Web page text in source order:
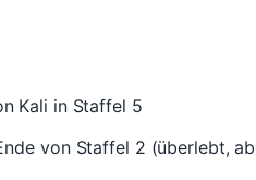
Kali in Staffel 5
von Staffel 2 (überlebt,